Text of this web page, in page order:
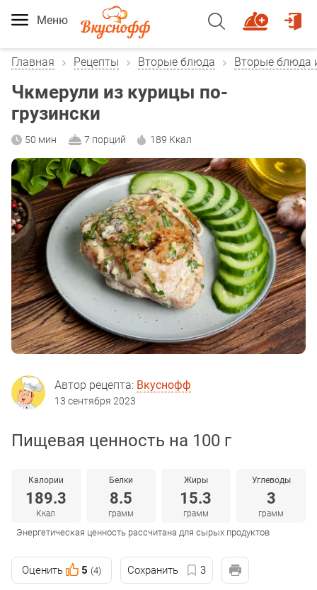
Меню
Главная Рецепты Вторые блюда Вторые блюда
Чкмерули из курицы по-
грузински
50 мин 7 порций 189 Ккал
Автор рецепта: Вкуснофф
13 сентября 2023
Пищевая ценность на 100 г
Калории
189.3
Ккал
Белки
8.5
грамм
Жиры
15.3
грамм
Углеводы
3
грамм
Энергетическая ценность рассчитана для сырых продуктов
Оценить 5 (4) Сохранить 3